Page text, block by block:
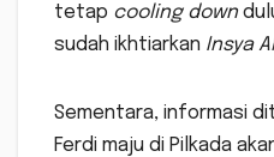
tetap cooling down
sudah ikhtiarkan Insya
Sementara, informasi
Ferdi maju di Pilkada